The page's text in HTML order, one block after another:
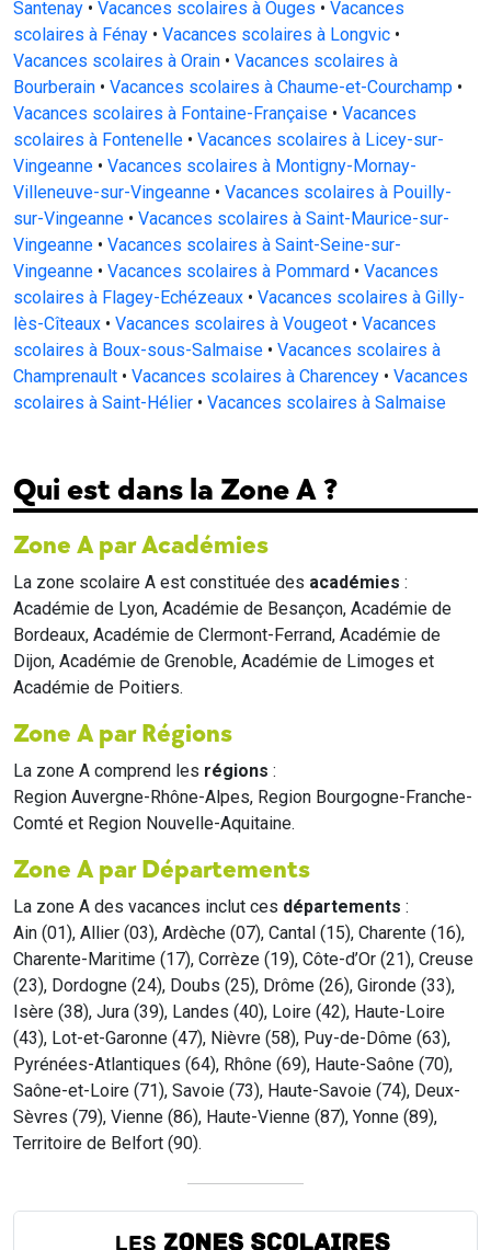
Santenay • Vacances scolaires à Ouges • Vacances
scolaires à Fénay • Vacances scolaires à Longvic •
Vacances scolaires à Orain • Vacances scolaires à
Bourberain • Vacances scolaires à Chaume-et-Courchamp •
Vacances scolaires à Fontaine-Française • Vacances
scolaires à Fontenelle • Vacances scolaires à Licey-sur-
Vingeanne • Vacances scolaires à Montigny-Mornay-
Villeneuve-sur-Vingeanne • Vacances scolaires à Pouilly-
sur-Vingeanne • Vacances scolaires à Saint-Maurice-sur-
Vingeanne • Vacances scolaires à Saint-Seine-sur-
Vingeanne • Vacances scolaires à Pommard • Vacances
scolaires à Flagey-Echézeaux • Vacances scolaires à Gilly-
lès-Cîteaux • Vacances scolaires à Vougeot • Vacances
scolaires à Boux-sous-Salmaise • Vacances scolaires à
Champrenault • Vacances scolaires à Charencey • Vacances
scolaires à Saint-Hélier • Vacances scolaires à Salmaise
Qui est dans la Zone A ?
Zone A par Académies
La zone scolaire A est constituée des académies :
Académie de Lyon, Académie de Besançon, Académie de
Bordeaux, Académie de Clermont-Ferrand, Académie de
Dijon, Académie de Grenoble, Académie de Limoges et
Académie de Poitiers.
Zone A par Régions
La zone A comprend les régions :
Region Auvergne-Rhône-Alpes, Region Bourgogne-Franche-
Comté et Region Nouvelle-Aquitaine.
Zone A par Départements
La zone A des vacances inclut ces départements :
Ain (01), Allier (03), Ardèche (07), Cantal (15), Charente (16),
Charente-Maritime (17), Corrèze (19), Côte-d’Or (21), Creuse
(23), Dordogne (24), Doubs (25), Drôme (26), Gironde (33),
Isère (38), Jura (39), Landes (40), Loire (42), Haute-Loire
(43), Lot-et-Garonne (47), Nièvre (58), Puy-de-Dôme (63),
Pyrénées-Atlantiques (64), Rhône (69), Haute-Saône (70),
Saône-et-Loire (71), Savoie (73), Haute-Savoie (74), Deux-
Sèvres (79), Vienne (86), Haute-Vienne (87), Yonne (89),
Territoire de Belfort (90).